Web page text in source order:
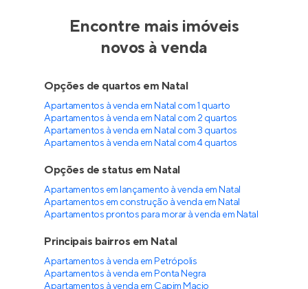
Encontre mais imóveis
novos à venda
Opções de quartos em Natal
Apartamentos à venda em Natal com 1 quarto
Apartamentos à venda em Natal com 2 quartos
Apartamentos à venda em Natal com 3 quartos
Apartamentos à venda em Natal com 4 quartos
Opções de status em Natal
Apartamentos em lançamento à venda em Natal
Apartamentos em construção à venda em Natal
Apartamentos prontos para morar à venda em Natal
Principais bairros em Natal
Apartamentos à venda em Petrópolis
Apartamentos à venda em Ponta Negra
Apartamentos à venda em Capim Macio